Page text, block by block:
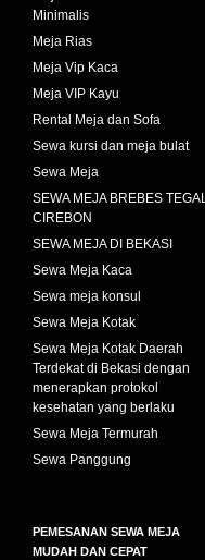
Minimalis
Meja Rias
Meja Vip Kaca
Meja VIP Kayu
Rental Meja dan Sofa
Sewa kursi dan meja bulat
Sewa Meja
SEWA MEJA BREBES TEGAL
CIREBON
SEWA MEJA DI BEKASI
Sewa Meja Kaca
Sewa meja konsul
Sewa Meja Kotak
Sewa Meja Kotak Daerah
Terdekat di Bekasi dengan
menerapkan protokol
kesehatan yang berlaku
Sewa Meja Termurah
Sewa Panggung
PEMESANAN SEWA MEJA
MUDAH DAN CEPAT